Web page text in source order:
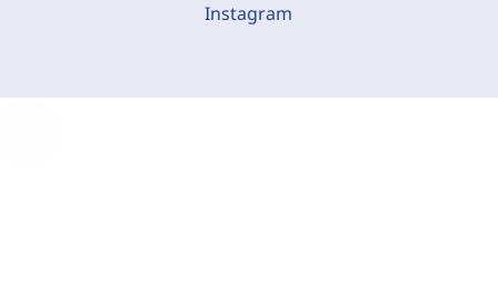
Instagram